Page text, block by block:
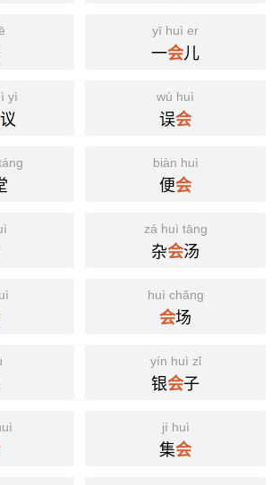
yī huì er
一会儿
yì
议
wù huì
误会
biàn huì
便会
zá huì tāng
杂会汤
huì chǎng
会场
yín huì zǐ
银会子
jí huì
集会